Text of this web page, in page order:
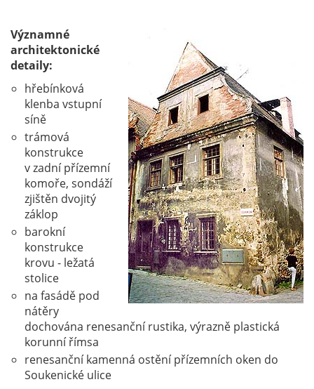
Významné
architektonické
detaily:
hřebínková
klenba vstupní
síně
trámová
konstrukce
v zadní přízemní
komoře, sondáží
zjištěn dvojitý
záklop
barokní
konstrukce
krovu - ležatá
stolice
na fasádě pod
nátěry
dochována renesanční rustika, výrazně plastická
korunní římsa
renesanční kamenná ostění přízemních oken do
Soukenické ulice